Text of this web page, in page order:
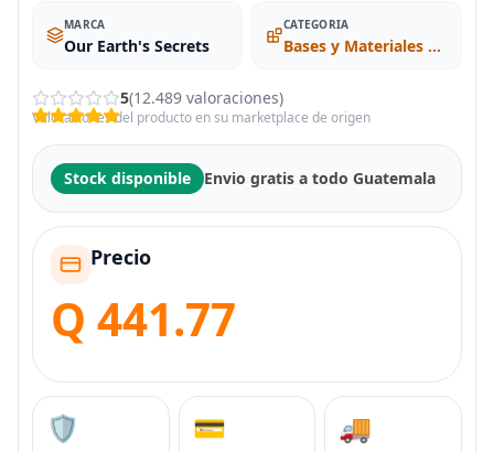
MARCA
Our Earth's Secrets
CATEGORIA
Bases y Materiales Fundidos
5(12.489 valoraciones)
Valoraciones del producto en su marketplace de origen
Stock disponible Envio gratis a todo Guatemala
Precio
Q 441.77
🛡️ 💳 🚚